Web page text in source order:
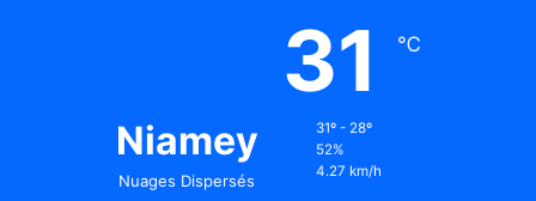
Niamey
Nuages Dispersés
31 ℃
31º - 28º
52%
4.27 km/h